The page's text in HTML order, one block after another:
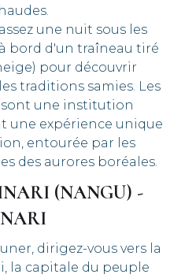
une nuit sous les
bord d'un traîneau tiré
pour découvrir
traditions samies. Les
sont une institution
une expérience unique
entourée par les
des aurores boréales.
(NANGU) -
dirigez-vous vers la
la capitale du peuple